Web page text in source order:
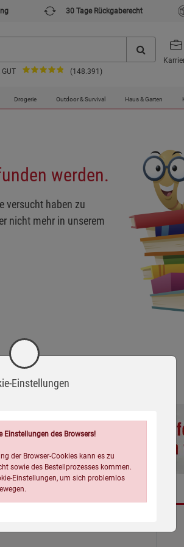
30 Tage Rückgaberecht
(148.391)
Drogerie Outdoor & Survival Haus & Garten
werden.
versucht haben zu
nicht mehr in unserem
Einstellungen
Einstellungen des Browsers!
der Browser-Cookies kann es zu
sowie des Bestellprozesses kommen.
Einstellungen, um sich problemlos